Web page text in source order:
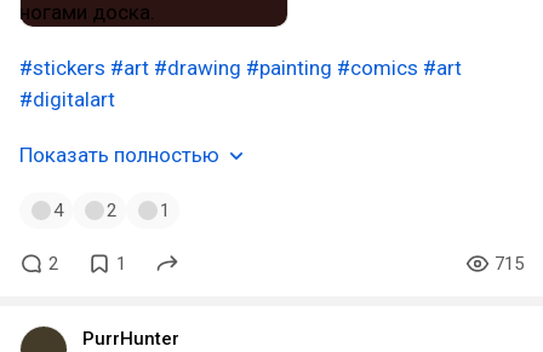
#stickers #art #drawing #painting #comics #art
#digitalart
Показать полностью
4 2 1
2 1 715
PurrHunter